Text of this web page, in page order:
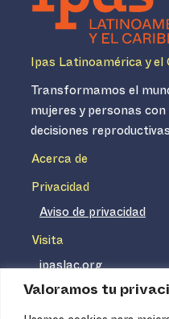
Valoramos tu
Ipas Latinoamérica y el
Transformamos el
mujeres y personas
decisiones
Acerca de
Privacidad
Aviso de privacidad
Visita
ipaslac.org
ipasmexico.org